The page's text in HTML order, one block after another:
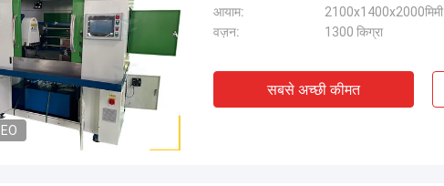
आयाम:
2100x1400x2000मिमी
वज़न:
1300 किग्रा
सबसे अच्छी कीमत